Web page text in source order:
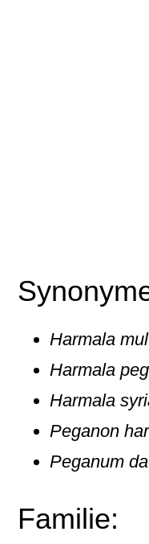
Harmala
Harmala
Harmala
Peganon
Peganum
Familie: